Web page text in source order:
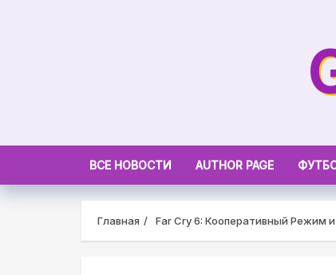
ВСЕ НОВОСТИ AUTHOR PAGE
Главная Far Cry 6: Кооперативный Режим